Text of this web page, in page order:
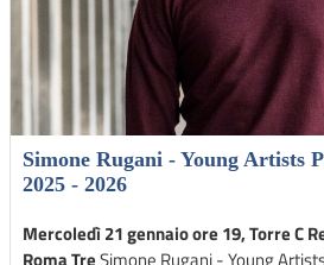
Simone Rugani - Young Artists
2025 - 2026
Mercoledì 21 gennaio ore 19, Torre C